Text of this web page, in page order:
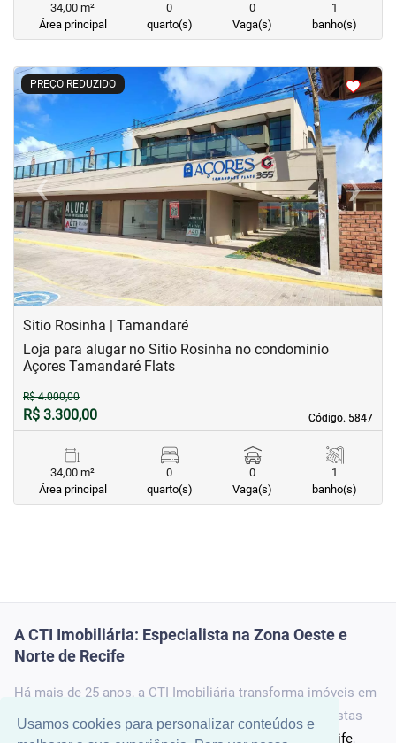
Usamos cookies para personalizar conteúdos e
34,00 m²
Área principal
0
quarto(s)
0
Vaga(s)
1
banho(s)
PREÇO REDUZIDO
<<<<
‹Previous ›Next
Sitio Rosinha | Tamandaré
Código. 5847
Código. 5847
Loja para alugar no Sitio Rosinha no condomínio
Açores Tamandaré Flats
R$ 4.000,00
R$ 3.300,00
34,00 m²
Área principal
0
quarto(s)
0
Vaga(s)
1
banho(s)
A CTI Imobiliária: Especialista na Zona Oeste e
Norte de Recife
Há mais de 25 anos, a CTI Imobiliária transforma imóveis em
oportunidades e sonhos em realidade. Como especialistas
com forte atuação naZona Nortee Zona Oeste de Recife,